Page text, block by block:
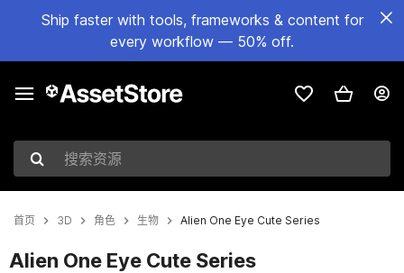
Ship faster with tools, frameworks & content for
every workflow — 50% off.
搜索资源
首页 3D 角色 生物 Alien One Eye Cute Series
Alien One Eye Cute Series